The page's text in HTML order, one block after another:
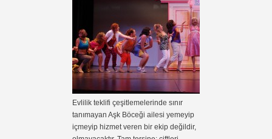
Evlilik teklifi çeşitlemelerinde sınır
tanımayan Aşk Böceği ailesi yemeyip
içmeyip hizmet veren bir ekip değildir,